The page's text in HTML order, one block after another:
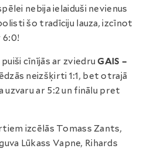
nebija ielaiduši nevienus
šo tradīciju lauza, izcīnot
6:0!
cīnījās ar zviedru GAIS –
neizšķirti 1:1, bet otrajā
ar 5:2 un finālu pret
izcēlās Tomass Zants,
Lūkass Vapne, Rihards